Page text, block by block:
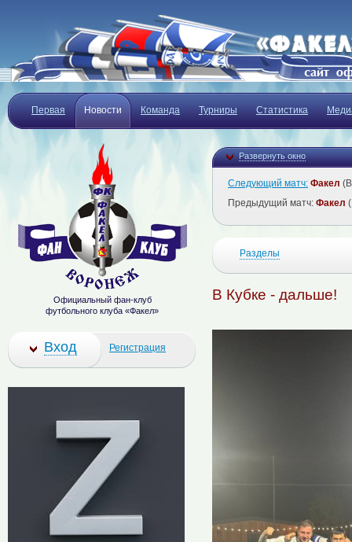
Первая Новости Команда Турниры Статистика
Развернуть окно
Следующий матч: Факел
Предыдущий матч: Факел
Разделы
В Кубке - дальше!
Официальный фан-клуб
футбольного клуба «Факел»
Вход Регистрация